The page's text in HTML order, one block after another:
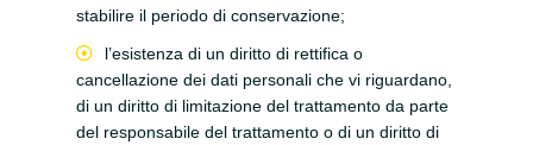
stabilire il periodo di conservazione;
l’esistenza di un diritto di rettifica o
cancellazione dei dati personali che vi riguardano,
di un diritto di limitazione del trattamento da parte
del responsabile del trattamento o di un diritto di